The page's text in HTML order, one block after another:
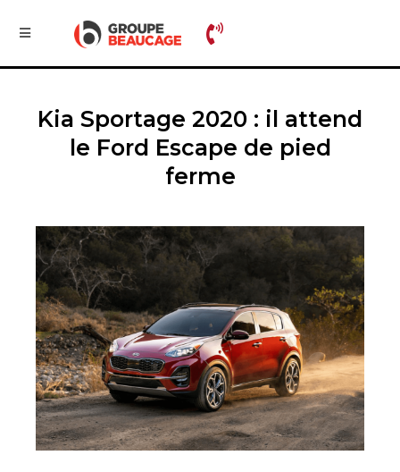
Kia Sportage 2020 : il attend
le Ford Escape de pied
ferme